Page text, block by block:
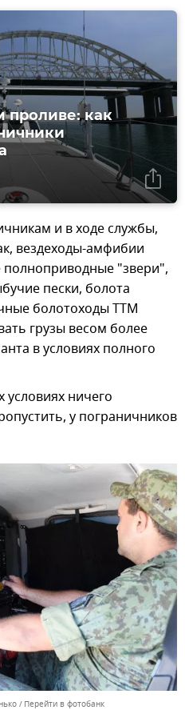
проливе: как
и в ходе службы,
вездеходы-амфибии
полноприводные "звери",
пески, болота
болотоходы ТТМ
грузы весом более
в условиях полного
ничего
у пограничников
Перейти в фотобанк